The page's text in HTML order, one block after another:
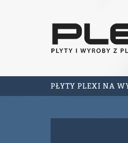
PŁYTY PLEXI NA